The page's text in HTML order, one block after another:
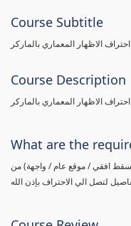
Course Subtitle
احتراف الاظهار المعماري بالماركر
Course Description
احتراف الاظهار المعماري بالماركر
What are the
افقي / موقع عام / واجهة) من